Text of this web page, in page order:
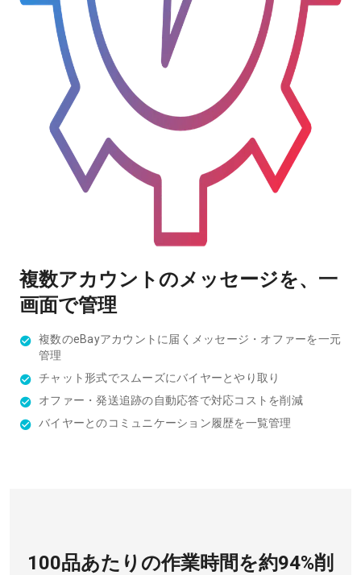
複数アカウントのメッセージを、一
画面で管理
複数のeBayアカウントに届くメッセージ・オファーを一元
管理
チャット形式でスムーズにバイヤーとやり取り
オファー・発送追跡の自動応答で対応コストを削減
バイヤーとのコミュニケーション履歴を一覧管理
100品あたりの作業時間を約94%削